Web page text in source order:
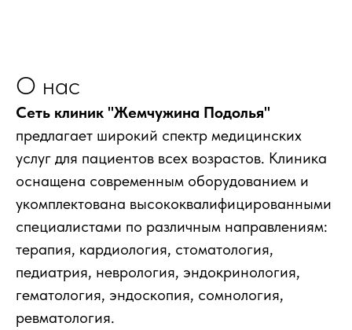
О нас
Сеть клиник "Жемчужина Подолья"
предлагает широкий спектр медицинских
услуг для пациентов всех возрастов. Клиника
оснащена современным оборудованием и
укомплектована высококвалифицированными
специалистами по различным направлениям:
терапия, кардиология, стоматология,
педиатрия, неврология, эндокринология,
гематология, эндоскопия, сомнология,
ревматология.